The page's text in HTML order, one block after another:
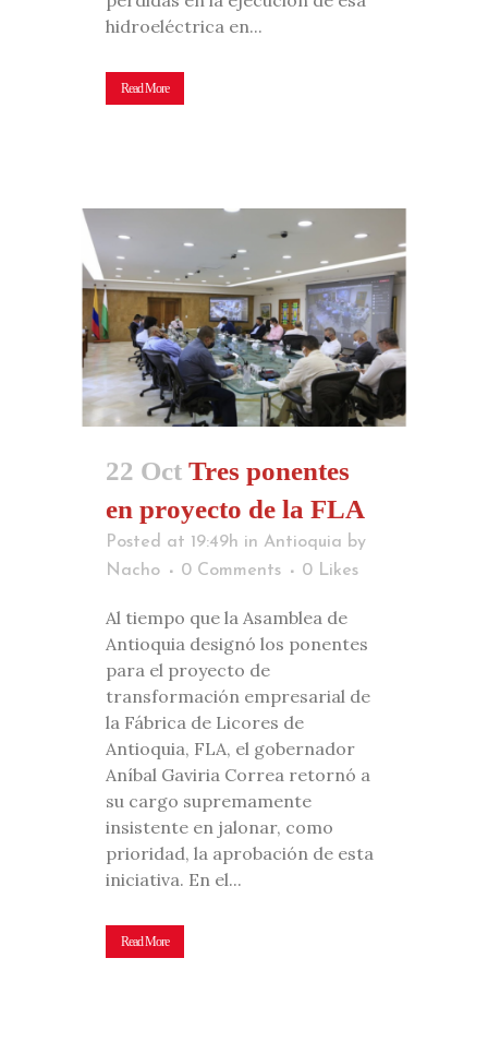
hidroeléctrica en...
Read More
22 Oct Tres ponentes
en proyecto de la FLA
Posted at 19:49h in Antioquia by
Nacho
0 Comments 0 Likes
Al tiempo que la Asamblea de
Antioquia designó los ponentes
para el proyecto de
transformación empresarial de
la Fábrica de Licores de
Antioquia, FLA, el gobernador
Aníbal Gaviria Correa retornó a
su cargo supremamente
insistente en jalonar, como
prioridad, la aprobación de esta
iniciativa. En el...
Read More